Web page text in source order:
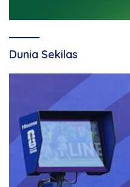
Dunia Sekilas